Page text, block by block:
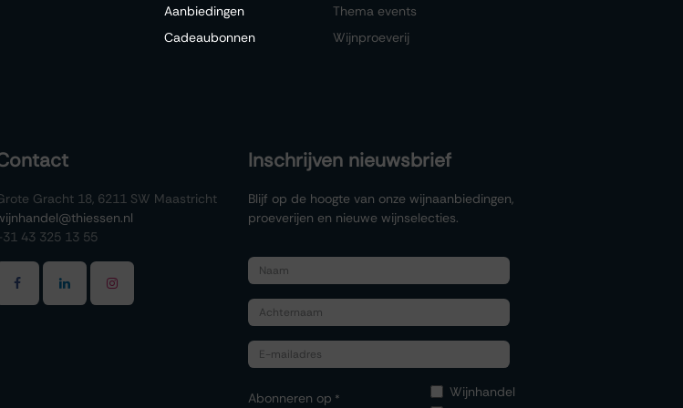
Aanbiedingen
Cadeaubonnen
Thema events
Wijnproeverij
Gracht 18, 6211 SW Maastricht
43 325 13 55
Inschrijven nieuwsbrief
Blijf op de hoogte van onze wijnaanbiedingen,
proeverijen en nieuwe wijnselecties.
Abonneren op *
Wijnhandel